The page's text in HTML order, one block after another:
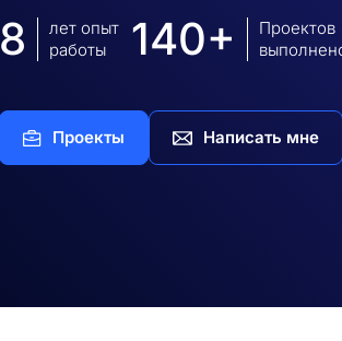
8
лет опыт
работы
140+
Проектов
Проекты Написать мне